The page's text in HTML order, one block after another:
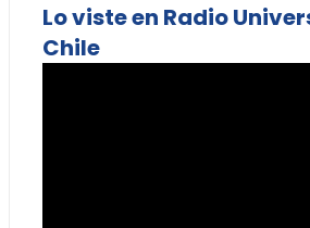
Lo viste en Radio
Chile